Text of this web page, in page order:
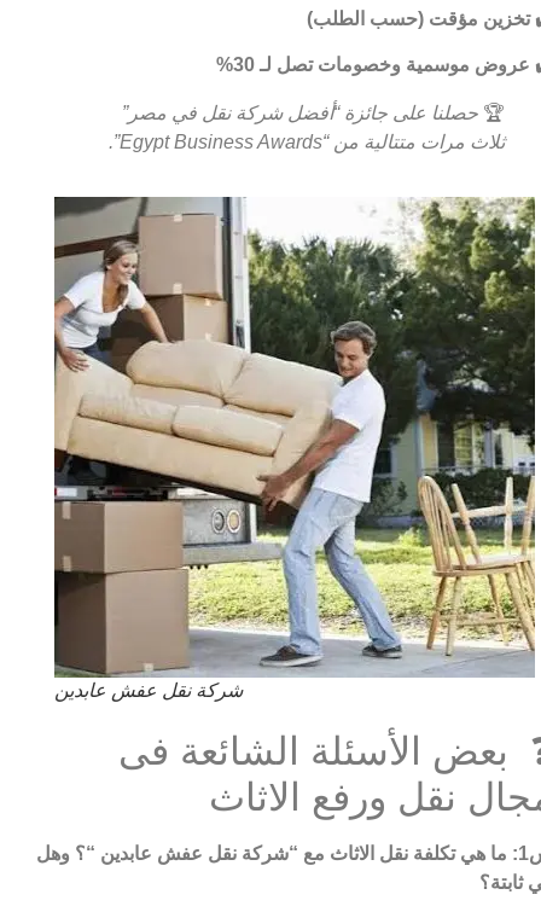
تخزين مؤقت (حسب الطلب)
عروض موسمية وخصومات تصل لـ 30%
🏆 حصلنا على جائزة “أفضل شركة نقل في مصر”
ثلاث مرات متتالية من “Egypt Business Awards”.
شركة نقل عفش عابدين
بعض الأسئلة الشائعة فى
نقل ورفع الاثاث
نقل عفش عابدين
“؟ وهل
ثابتة؟